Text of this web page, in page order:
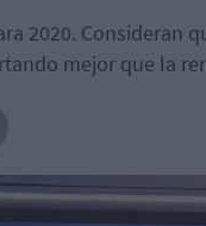
2020. Consideran
mejor que la